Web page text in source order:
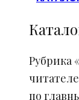
Рубрика
по